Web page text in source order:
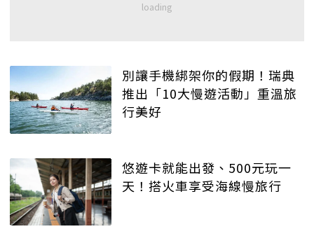
別讓手機綁架你的假期！瑞典
推出「10大慢遊活動」重溫旅
行美好
悠遊卡就能出發、500元玩一
天！搭火車享受海線慢旅行